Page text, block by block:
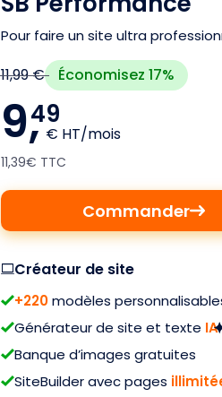
Pour faire un site ultra
11,99 € Économisez 17%
9,49
€ HT/mois
11,39€ TTC
Commander
Créateur de site
+220modèles
Générateur de site et texte IA
Banque d’images gratuites
SiteBuilder avec pages